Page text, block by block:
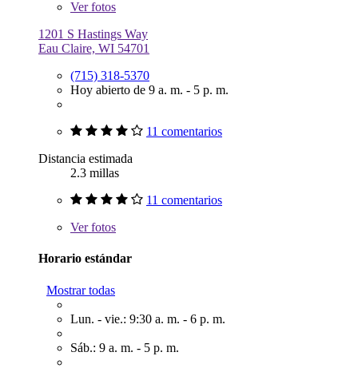
Verfotos
1201 S Hastings Way
Eau Claire, WI 54701
(715) 318-5370
Hoy abierto de 9 a. m. - 5 p. m.
11 comentarios
Distancia estimada
2.3 millas
11 comentarios
Verfotos
Horario estándar
Mostrar todas
Lun. - vie.: 9:30 a. m. - 6 p. m.
Sáb.: 9 a. m. - 5 p. m.